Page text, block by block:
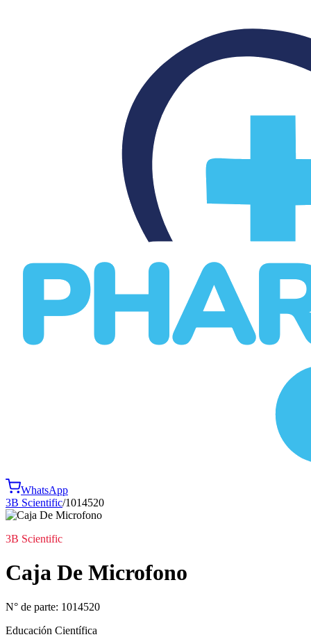
WhatsApp
3B Scientific/1014520
3B Scientific
Caja De Microfono
N° de parte: 1014520
Educación Científica